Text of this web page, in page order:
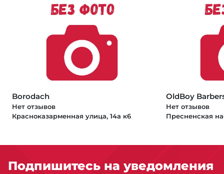
Borodach
Нет отзывов
Красноказарменная улица, 14а к6
OldBoy
Нет отзывов
Пресненская
Подпишитесь на уведомления